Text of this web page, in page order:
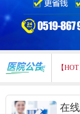
【
在